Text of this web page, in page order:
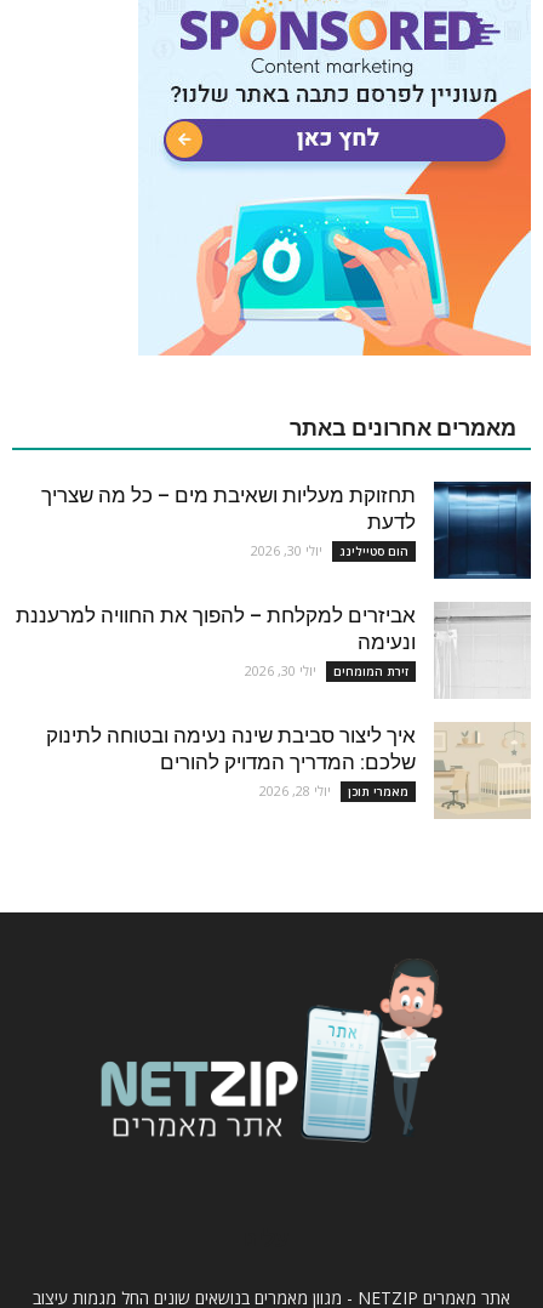
מאמרים אחרונים באתר
תחזוקת מעליות ושאיבת מים – כל מה שצריך
לדעת
הום סטיילינג יולי 30, 2026
אביזרים למקלחת – להפוך את החוויה למרעננת
ונעימה
זירת המומחים יולי 30, 2026
איך ליצור סביבת שינה נעימה ובטוחה לתינוק
שלכם: המדריך המדויק להורים
מאמרי תוכן יולי 28, 2026
אתר מאמרים NETZIP - מגוון מאמרים בנושאים שונים החל מגמות עיצוב